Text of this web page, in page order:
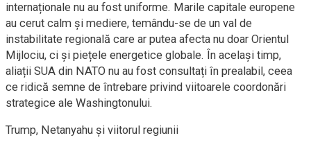
internaționale nu au fost uniforme. Marile capitale europene
au cerut calm și mediere, temându-se de un val de
instabilitate regională care ar putea afecta nu doar Orientul
Mijlociu, ci și piețele energetice globale. În același timp,
aliații SUA din NATO nu au fost consultați în prealabil, ceea
ce ridică semne de întrebare privind viitoarele coordonări
strategice ale Washingtonului.
Trump, Netanyahu și viitorul regiunii